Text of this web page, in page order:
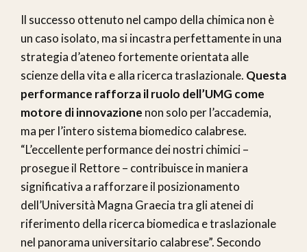
Il successo ottenuto nel campo della chimica non è
un caso isolato, ma si incastra perfettamente in una
strategia d’ateneo fortemente orientata alle
scienze della vita e alla ricerca traslazionale. Questa
performance rafforza il ruolo dell’UMG come
motore di innovazione non solo per l’accademia,
ma per l’intero sistema biomedico calabrese.
“L’eccellente performance dei nostri chimici –
prosegue il Rettore – contribuisce in maniera
significativa a rafforzare il posizionamento
dell’Università Magna Graecia tra gli atenei di
riferimento della ricerca biomedica e traslazionale
nel panorama universitario calabrese”. Secondo